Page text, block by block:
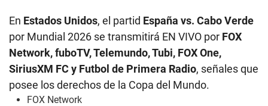
En Estados Unidos, el partid España vs. Cabo Verde
por Mundial 2026 se transmitirá EN VIVO por FOX
Network, fuboTV, Telemundo, Tubi, FOX One,
SiriusXM FC y Futbol de Primera Radio, señales que
posee los derechos de la Copa del Mundo.
FOX Network